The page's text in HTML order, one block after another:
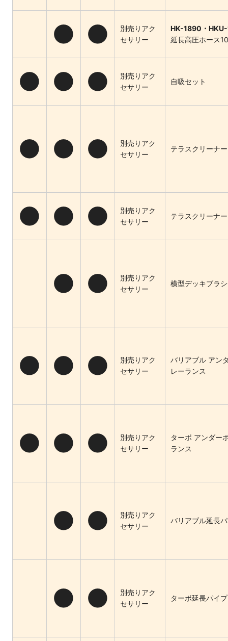
● ●
別売りアク
セサリー
HK-1890・
延長高圧ホース
● ● ●
別売りアク
セサリー
自吸セット
● ● ●
別売りアク
セサリー
テラスクリーナ
● ● ●
別売りアク
セサリー
テラスクリーナ
● ●
別売りアク
セサリー
横型デッキブラ
● ● ●
別売りアク
セサリー
バリアブル アン
レーランス
● ● ●
別売りアク
セサリー
ターボ アンダー
ランス
● ●
別売りアク
セサリー
バリアブル延長
● ●
別売りアク
セサリー
ターボ延長パイ